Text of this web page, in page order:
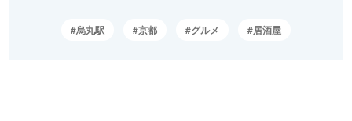
烏丸駅 京都 グルメ 居酒屋